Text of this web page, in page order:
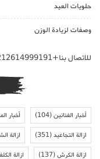
حلويات العيد
وصفات لزيادة الوزن
للاتصال بنا+212614999191
أخبار الفنانين(104) أخبار
ازالة التجاعيد(351) ازالة
ازالة الكرش(137) ازالة